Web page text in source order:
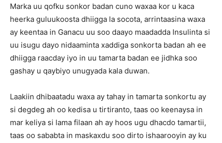
Marka uu qofku sonkor badan cuno waxaa kor u kaca
heerka guluukoosta dhiigga la socota, arrintaasina waxa
ay keentaa in Ganacu uu soo daayo maadadda Insulinta si
uu isugu dayo nidaaminta xaddiga sonkorta badan ah ee
dhiigga raacday iyo in uu tamarta badan ee jidhka soo
gashay u qaybiyo unugyada kala duwan.
Laakiin dhibaatadu waxa ay tahay in tamarta sonkortu ay
si degdeg ah oo kedisa u tirtiranto, taas oo keenaysa in
mar keliya si lama filaan ah ay hoos ugu dhacdo tamartii,
taas oo sababta in maskaxdu soo dirto ishaarooyin ay ku